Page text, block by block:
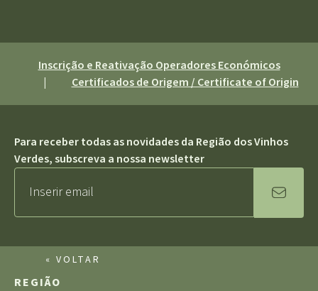
Inscrição e Reativação Operadores Económicos
|
Certificados de Origem / Certificate of Origin
Para receber todas as novidades da Região dos Vinhos
Verdes, subscreva a nossa newsletter
« VOLTAR
REGIÃO